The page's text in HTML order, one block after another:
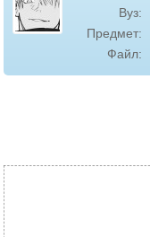
Вуз:
Предмет:
Файл: